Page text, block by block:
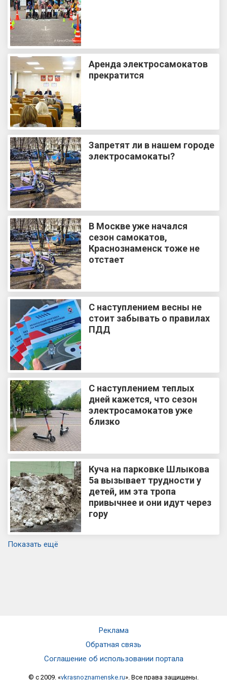
Аренда электросамокатов
прекратится
Запретят ли в нашем городе
электросамокаты?
В Москве уже начался
сезон самокатов,
Краснознаменск тоже не
отстает
С наступлением весны не
стоит забывать о правилах
ПДД
С наступлением теплых
дней кажется, что сезон
электросамокатов уже
близко
Куча на парковке Шлыкова
5а вызывает трудности у
детей, им эта тропа
привычнее и они идут через
гору
Показать ещё
Реклама
Обратная связь
Соглашение об использовании портала
© c 2009. «vkrasnoznamenske.ru». Все права защищены.